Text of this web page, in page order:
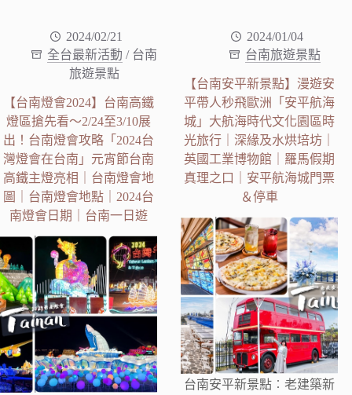
2024/02/21
全台最新活動 / 台南
旅遊景點
【台南燈會2024】台南高鐵
燈區搶先看～2/24至3/10展
出！台南燈會攻略「2024台
灣燈會在台南」元宵節台南
高鐵主燈亮相｜台南燈會地
圖｜台南燈會地點｜2024台
南燈會日期｜台南一日遊
2024/01/04
台南旅遊景點
【台南安平新景點】漫遊安
平帶人秒飛歐洲「安平航海
城」大航海時代文化園區時
光旅行｜深緣及水烘培坊｜
英國工業博物館｜羅馬假期
真理之口｜安平航海城門票
＆停車
台南安平新景點︰老建築新